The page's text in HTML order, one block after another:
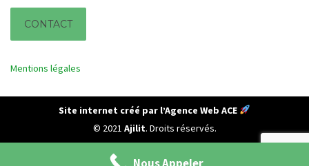
CONTACT
Mentions légales
Site internet créé par l’Agence Web ACE
© 2021 Ajilit. Droits réservés.
Nous Appeler